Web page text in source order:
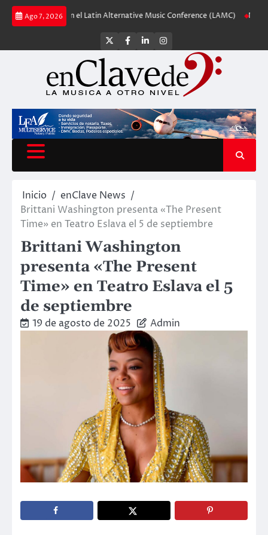
Saltar
Ago 7, 2026
en el Latin Alternative Music Conference (LAMC) Nuevos Shure
Twitter
Facebook
LinkedInInstagram
Inicio
enClave News
Brittani Washington presenta «The Present
Time» en Teatro Eslava el 5 de septiembre
Brittani Washington
presenta «The Present
Time» en Teatro Eslava el 5
de septiembre
19 de agosto de 2025 Admin